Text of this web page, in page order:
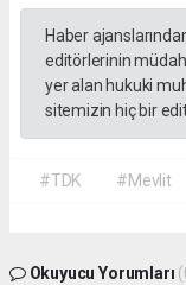
Haber
editörlerinin
yer alan hukuki
sitemizin hiç bir
#TDK #Mevlit
Okuyucu Yorumları